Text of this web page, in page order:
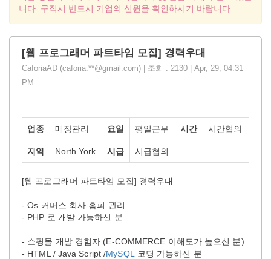
니다. 구직시 반드시 기업의 신원을 확인하시기 바랍니다.
[웹 프로그래머 파트타임 모집] 경력우대
CaforiaAD (caforia.**@gmail.com) | 조회 : 2130 | Apr, 29, 04:31
PM
업종 매장관리 요일 평일근무 시간 시간협의
지역 North York 시급 시급협의
[웹 프로그래머 파트타임 모집] 경력우대
- Os 커머스 회사 홈피 관리
- PHP 로 개발 가능하신 분
- 쇼핑몰 개발 경험자 (E-COMMERCE 이해도가 높으신 분)
- HTML / Java Script /MySQL
코딩 가능하신 분